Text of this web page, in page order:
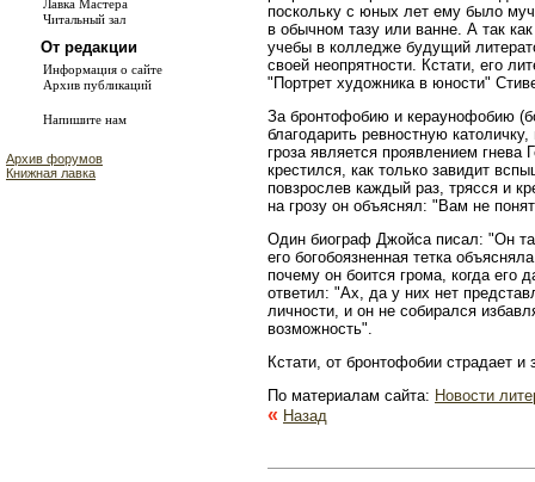
Лавка Мастера
Читальный зал
От редакции
Информация о сайте
Архив публикаций
Напишите нам
Архив форумов
Книжная лавка
поскольку с юных лет ему было
в обычном тазу или ванне. А так
учебы в колледже будущий
своей неопрятности. Кстати, его
"Портрет художника в юности"
За бронтофобию и кераунофобию
благодарить ревностную
гроза является проявлением
крестился, как только завидит
повзрослев каждый раз, трясся и
на грозу он объяснял: "Вам не
Один биограф Джойса писал: "Он
его богобоязненная тетка
почему он боится грома, когда его
ответил: "Ах, да у них нет
личности, и он не собирался
возможность".
Кстати, от бронтофобии страдает
По материалам сайта: Новости
« Назад